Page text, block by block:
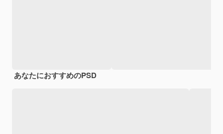
あなたにおすすめのPSD